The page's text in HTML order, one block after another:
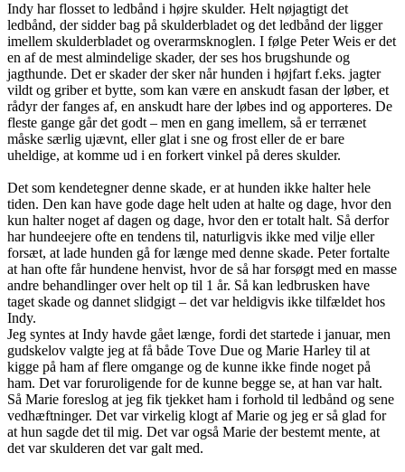
Indy har flosset to ledbånd i højre skulder. Helt nøjagtigt det
ledbånd, der sidder bag på skulderbladet og det ledbånd der ligger
imellem skulderbladet og overarmsknoglen. I følge Peter Weis er det
en af de mest almindelige skader, der ses hos brugshunde og
jagthunde. Det er skader der sker når hunden i højfart f.eks. jagter
vildt og griber et bytte, som kan være en anskudt fasan der løber, et
rådyr der fanges af, en anskudt hare der løbes ind og apporteres. De
fleste gange går det godt – men en gang imellem, så er terrænet
måske særlig ujævnt, eller glat i sne og frost eller de er bare
uheldige, at komme ud i en forkert vinkel på deres skulder.
Det som kendetegner denne skade, er at hunden ikke halter hele
tiden. Den kan have gode dage helt uden at halte og dage, hvor den
kun halter noget af dagen og dage, hvor den er totalt halt. Så derfor
har hundeejere ofte en tendens til, naturligvis ikke med vilje eller
forsæt, at lade hunden gå for længe med denne skade. Peter fortalte
at han ofte får hundene henvist, hvor de så har forsøgt med en masse
andre behandlinger over helt op til 1 år. Så kan ledbrusken have
taget skade og dannet slidgigt – det var heldigvis ikke tilfældet hos
Indy.
Jeg syntes at Indy havde gået længe, fordi det startede i januar, men
gudskelov valgte jeg at få både Tove Due og Marie Harley til at
kigge på ham af flere omgange og de kunne ikke finde noget på
ham. Det var foruroligende for de kunne begge se, at han var halt.
Så Marie foreslog at jeg fik tjekket ham i forhold til ledbånd og sene
vedhæftninger. Det var virkelig klogt af Marie og jeg er så glad for
at hun sagde det til mig. Det var også Marie der bestemt mente, at
det var skulderen det var galt med.